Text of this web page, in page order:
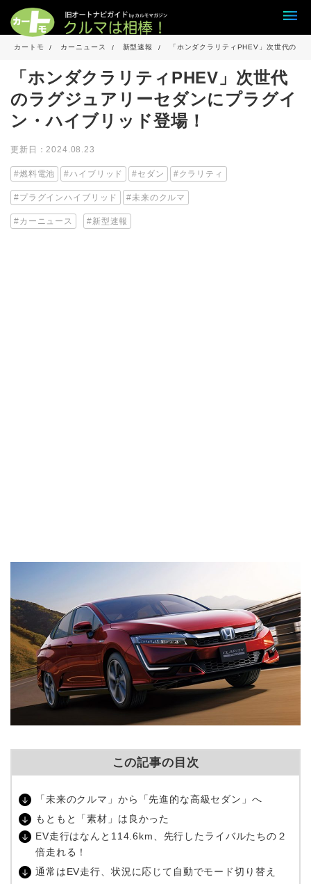
カートモ カーニュース 新型速報 「ホンダクラリティPHEV」次世代のラ
「ホンダクラリティPHEV」次世代
のラグジュアリーセダンにプラグイ
ン・ハイブリッド登場！
更新日：2024.08.23
燃料電池 ハイブリッド セダン クラリティ
プラグインハイブリッド 未来のクルマ
カーニュース 新型速報
この記事の目次
「未来のクルマ」から「先進的な高級セダン」へ
もともと「素材」は良かった
EV走行はなんと114.6km、先行したライバルたちの２
倍走れる！
通常はEV走行、状況に応じて自動でモード切り替え